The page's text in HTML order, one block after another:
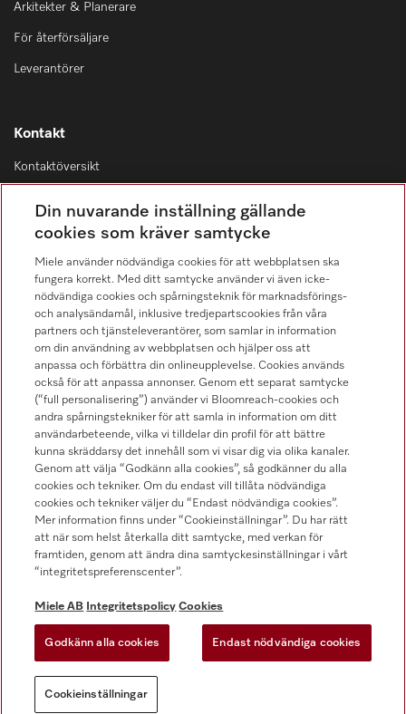
Arkitekter & Planerare
För återförsäljare
Leverantörer
Kontakt
Kontaktöversikt
08-562 29 800
Hitta återförsäljare
Följ Miele Professional
Integritetspolicy
Allmänna villkor
Cookieinställningar
Din nuvarande inställning gällande
cookies som kräver samtycke
Miele använder nödvändiga cookies för att webbplatsen ska
fungera korrekt. Med ditt samtycke använder vi även icke-
nödvändiga cookies och spårningsteknik för marknadsförings-
och analysändamål, inklusive tredjepartscookies från våra
partners och tjänsteleverantörer, som samlar in information
om din användning av webbplatsen och hjälper oss att
anpassa och förbättra din onlineupplevelse. Cookies används
också för att anpassa annonser. Genom ett separat samtycke
(“full personalisering”) använder vi Bloomreach-cookies och
andra spårningstekniker för att samla in information om ditt
användarbeteende, vilka vi tilldelar din profil för att bättre
kunna skräddarsy det innehåll som vi visar dig via olika kanaler.
Genom att välja “Godkänn alla cookies”, så godkänner du alla
cookies och tekniker. Om du endast vill tillåta nödvändiga
cookies och tekniker väljer du “Endast nödvändiga cookies”.
Mer information finns under “Cookieinställningar”. Du har rätt
att när som helst återkalla ditt samtycke, med verkan för
framtiden, genom att ändra dina samtyckesinställningar i vårt
“integritetspreferenscenter”.
Miele AB Integritetspolicy Cookies
Godkänn alla cookies Endast nödvändiga cookies
Cookieinställningar